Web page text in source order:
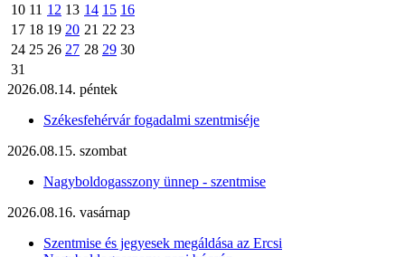
10 11 12 13 14 15 16
17 18 19 20 21 22 23
24 25 26 27 28 29 30
31
2026.08.14. péntek
Székesfehérvár fogadalmi szentmiséje
2026.08.15. szombat
Nagyboldogasszony ünnep - szentmise
2026.08.16. vasárnap
Szentmise és jegyesek megáldása az Ercsi